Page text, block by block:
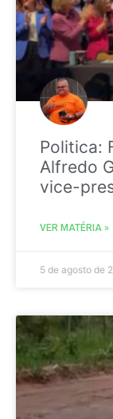
Politica:
Alfredo
vice-
VER MATÉRIA »
5 de agosto de